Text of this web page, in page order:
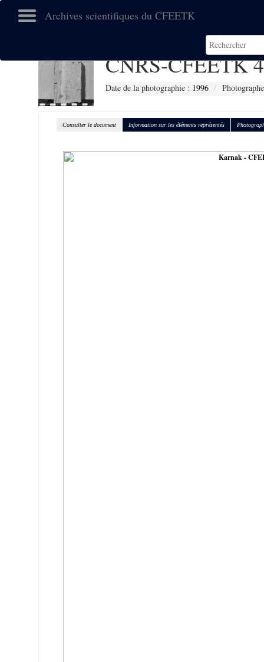
Archives scientifiques du CFEETK
CNRS-CFEETK
Date de la photographie : 1996
Consulter le document Information sur les éléments représentés